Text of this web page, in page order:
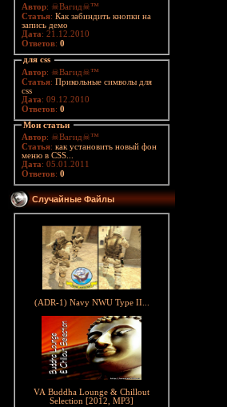
Автор: ☠Вагид☠™
Статья: Как забиндить кнопки на
запись демо
Дата: 21.12.2010
Ответов: 0
для css
Автор: ☠Вагид☠™
Статья: Прикольные символы для
css
Дата: 09.12.2010
Ответов: 0
Мои статьи
Автор: ☠Вагид☠™
Статья: как установить новый фон
меню в CSS...
Дата: 05.01.2011
Ответов: 0
Случайные Файлы
(ADR-1) Navy NWU Type II...
VA Buddha Lounge & Chillout
Selection [2012, MP3]